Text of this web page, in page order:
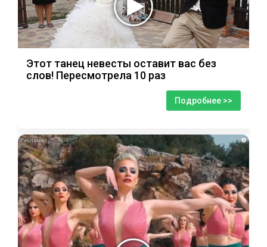
Этот танец невесты оставит вас без
слов! Пересмотрела 10 раз
Подробнее >>
i